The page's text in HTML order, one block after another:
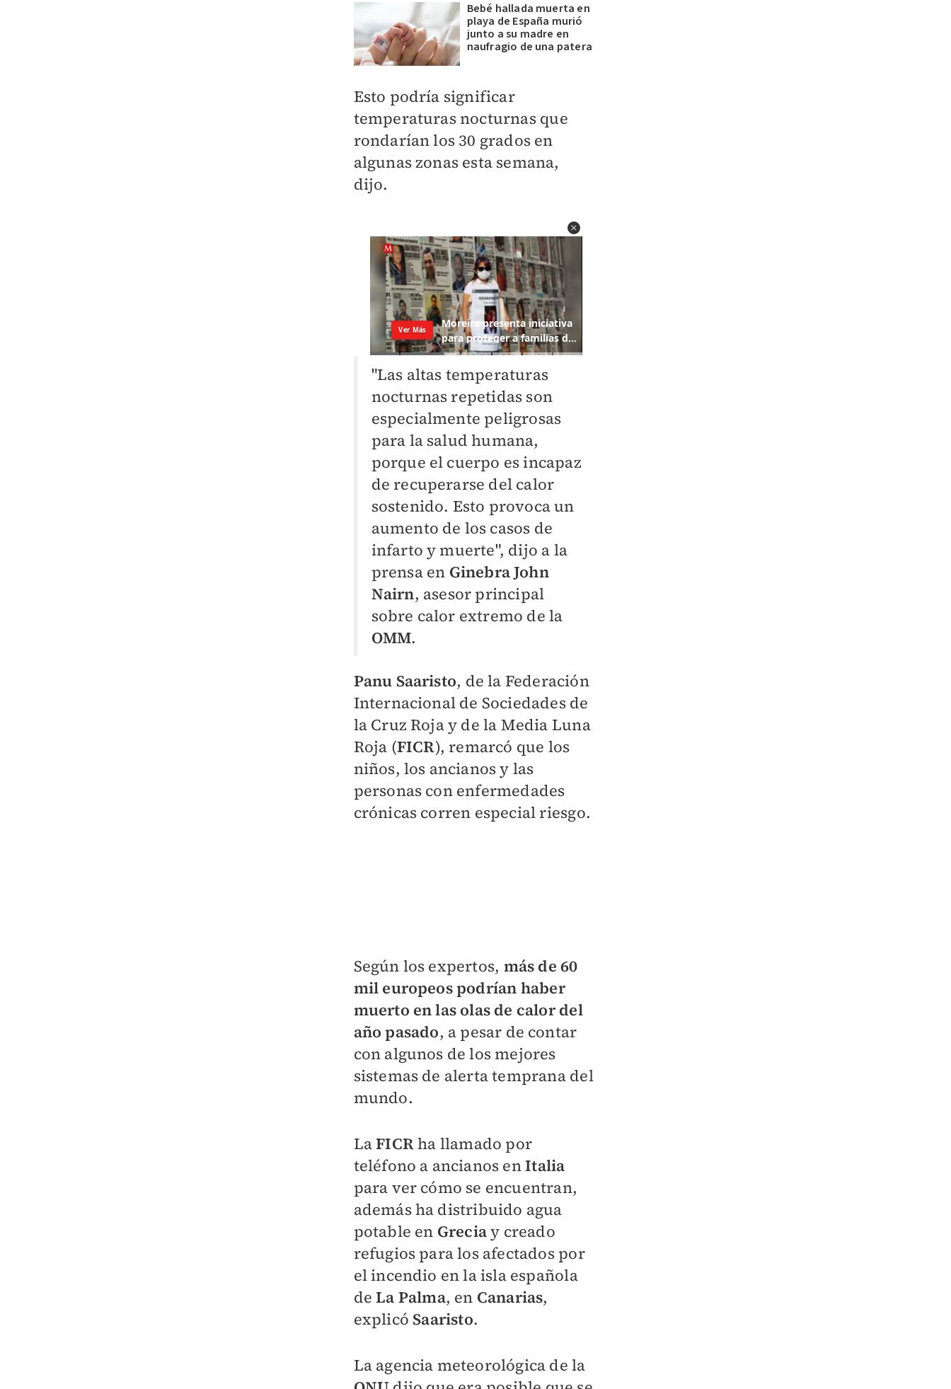
Bebé hallada muerta en
playa de España murió
junto a su madre en
naufragio de una patera
Esto podría significar
temperaturas nocturnas que
rondarían los 30 grados en
algunas zonas esta semana,
dijo.
"Las altas temperaturas
nocturnas repetidas son
especialmente peligrosas
para la salud humana,
porque el cuerpo es incapaz
de recuperarse del calor
sostenido. Esto provoca un
aumento de los casos de
infarto y muerte", dijo a la
prensa en Ginebra John
Nairn, asesor principal
sobre calor extremo de la
OMM.
Panu Saaristo, de la Federación
Internacional de Sociedades de
la Cruz Roja y de la Media Luna
Roja (FICR), remarcó que los
niños, los ancianos y las
personas con enfermedades
crónicas corren especial riesgo.
Según los expertos, más de 60
mil europeos podrían haber
muerto en las olas de calor del
año pasado, a pesar de contar
con algunos de los mejores
sistemas de alerta temprana del
mundo.
LaFICRha llamado por
teléfono a ancianos enItalia
para ver cómo se encuentran,
además ha distribuido agua
potable en Greciay creado
refugios para los afectados por
el incendio en la isla española
deLa Palma, en Canarias,
explicó Saaristo.
La agencia meteorológica de la